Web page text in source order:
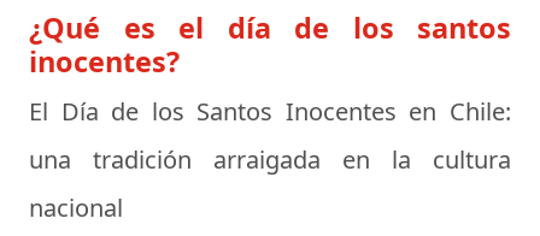
¿Qué es el día de los santos
inocentes?
El Día de los Santos Inocentes en Chile:
una tradición arraigada en la cultura
nacional